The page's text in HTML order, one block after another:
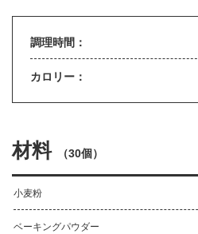
調理時間：
カロリー：
材料 （30個）
小麦粉
ベーキングパウダー